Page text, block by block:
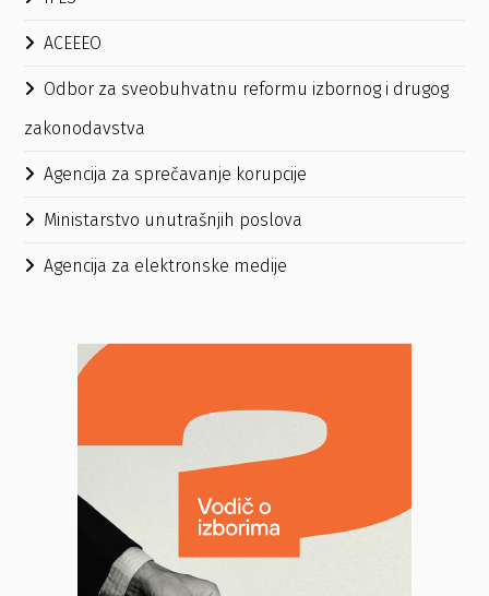
ACEEEO
Odbor za sveobuhvatnu reformu izbornog i drugog
zakonodavstva
Agencija za sprečavanje korupcije
Ministarstvo unutrašnjih poslova
Agencija za elektronske medije